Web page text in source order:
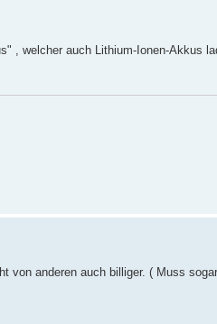
, welcher auch Lithium-Ionen-Akkus
von anderen auch billiger. ( Muss